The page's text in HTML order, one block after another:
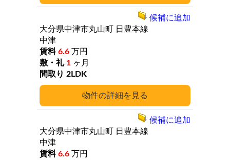
詳細
大分県中津市丸山町
日豊本線
中津
6.6 万円
1 ヶ月
2LDK
候補に追加
大分県中津市丸山町
日豊本線
中津
6.6 万円
候補に追加